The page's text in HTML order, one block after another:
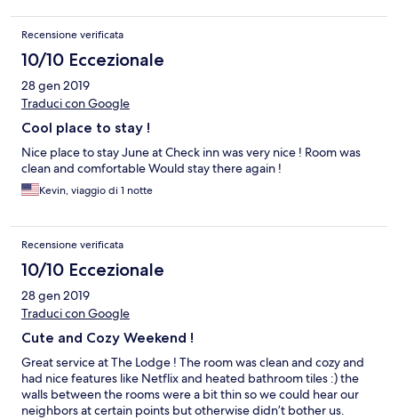
impeccably clean, comfortable, with nice touches (the ambiant
heat of the bathroom floor was a HUGE plus). Its like a Brooklyn
hotel has an outpost in a cabin retreat (clean blonde wood,
subway tiling, coffee press, mini fridge, etc.). ONLY drawback
was a full house (or at least what sounded like one) in the room
located directly above. In the AM as they apparently were
Wouldn't prohibit me from staying there again - but might bring
some earplugs. Overall, delightful stay!
Recensione verificata
10/10 Eccezionale
28 gen 2019
Traduci con Google
Cool place to stay !
Nice place to stay June at Check inn was very nice ! Room was
clean and comfortable Would stay there again !
Kevin, viaggio di 1 notte
Recensione verificata
10/10 Eccezionale
28 gen 2019
Traduci con Google
Cute and Cozy Weekend !
Great service at The Lodge ! The room was clean and cozy and
had nice features like Netflix and heated bathroom tiles :) the
walls between the rooms were a bit thin so we could hear our
neighbors at certain points but otherwise didn’t bother us.